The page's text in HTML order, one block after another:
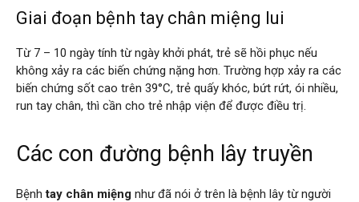
Giai đoạn bệnh tay chân miệng lui
Từ 7 – 10 ngày tính từ ngày khởi phát, trẻ sẽ hồi phục nếu
không xảy ra các biến chứng nặng hơn. Trường hợp xảy ra các
biến chứng sốt cao trên 39°C, trẻ quấy khóc, bứt rứt, ói nhiều,
run tay chân, thì cần cho trẻ nhập viện để được điều trị.
Các con đường bệnh lây truyền
Bệnhtay chân miệng như đã nói ở trên là bệnh lây từ người